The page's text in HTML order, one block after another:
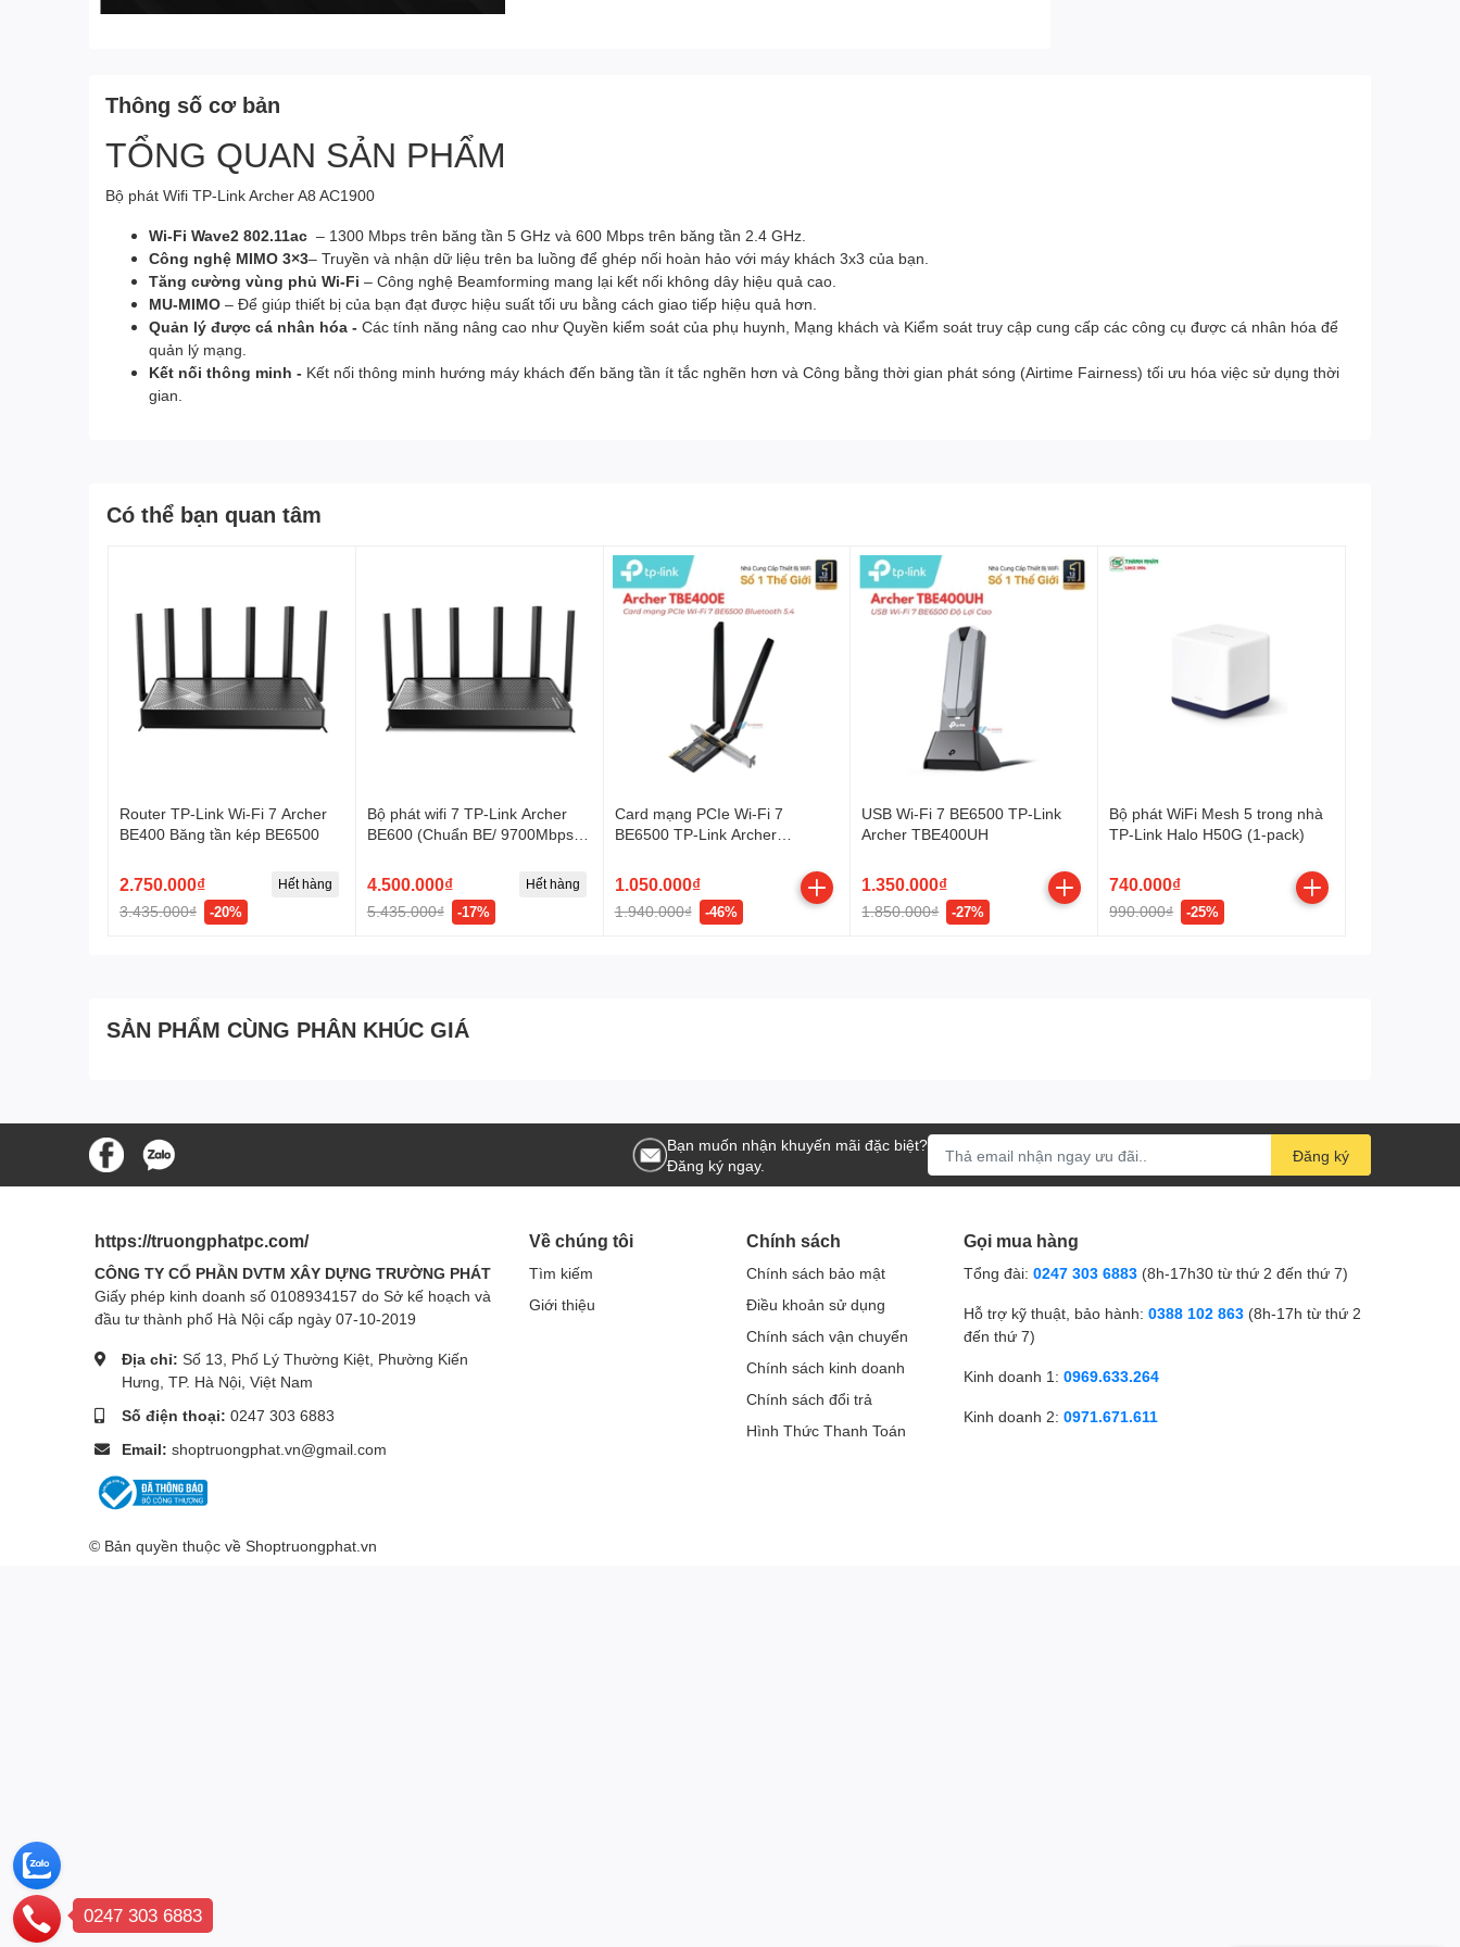
Thông số cơ bản
TỔNG QUAN SẢN PHẨM
Bộ phát Wifi TP-Link Archer A8 AC1900
Wi-Fi Wave2 802.11ac – 1300 Mbps trên băng tần 5 GHz và 600 Mbps trên băng tần 2.4 GHz.
Công nghệ MIMO 3×3– Truyền và nhận dữ liệu trên ba luồng để ghép nối hoàn hảo với máy khách 3x3 của bạn.
Tăng cường vùng phủ Wi-Fi – Công nghệ Beamforming mang lại kết nối không dây hiệu quả cao.
MU-MIMO – Để giúp thiết bị của bạn đạt được hiệu suất tối ưu bằng cách giao tiếp hiệu quả hơn.
Quản lý được cá nhân hóa - Các tính năng nâng cao như Quyền kiểm soát của phụ huynh, Mạng khách và Kiểm soát truy cập cung cấp các công cụ được cá nhân hóa để
quản lý mạng.
Kết nối thông minh - Kết nối thông minh hướng máy khách đến băng tần ít tắc nghẽn hơn và Công bằng thời gian phát sóng (Airtime Fairness) tối ưu hóa việc sử dụng thời
gian.
Có thể bạn quan tâm
Router TP-Link Wi-Fi 7 Archer
BE400 Băng tần kép BE6500
2.750.000₫
3.435.000₫ -20%
Hết hàng
Bộ phát wifi 7 TP-Link Archer
BE600 (Chuẩn BE/ 9700Mbps/ 6
4.500.000₫
5.435.000₫ -17%
Hết hàng
Card mạng PCIe Wi-Fi 7
BE6500 TP-Link Archer
1.050.000₫
1.940.000₫ -46%
USB Wi-Fi 7 BE6500 TP-Link
Archer TBE400UH
1.350.000₫
1.850.000₫ -27%
Bộ phát WiFi Mesh 5 trong nhà
TP-Link Halo H50G (1-pack)
740.000₫
990.000₫ -25%
SẢN PHẨM CÙNG PHÂN KHÚC GIÁ
Bạn muốn nhận khuyến mãi đặc biệt?
Đăng ký ngay.
Đăng ký
https://truongphatpc.com/
CÔNG TY CỔ PHẦN DVTM XÂY DỰNG TRƯỜNG PHÁT
Giấy phép kinh doanh số 0108934157 do Sở kế hoạch và
đầu tư thành phố Hà Nội cấp ngày 07-10-2019
Địa chỉ: Số 13, Phố Lý Thường Kiệt, Phường Kiến
Hưng, TP. Hà Nội, Việt Nam
Số điện thoại: 0247 303 6883
Email: shoptruongphat.vn@gmail.com
Về chúng tôi
Tìm kiếm
Giới thiệu
Chính sách
Chính sách bảo mật
Điều khoản sử dụng
Chính sách vận chuyển
Chính sách kinh doanh
Chính sách đổi trả
Hình Thức Thanh Toán
Gọi mua hàng
Tổng đài: 0247 303 6883 (8h-17h30 từ thứ 2 đến thứ 7)
Hỗ trợ kỹ thuật, bảo hành: 0388 102 863 (8h-17h từ thứ 2
đến thứ 7)
Kinh doanh 1: 0969.633.264
Kinh doanh 2: 0971.671.611
© Bản quyền thuộc về Shoptruongphat.vn
0247 303 6883